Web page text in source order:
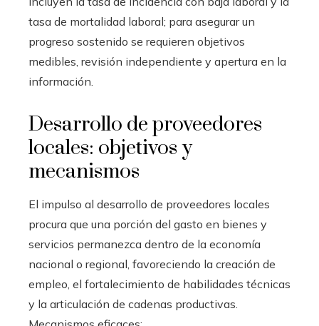
tasa de mortalidad laboral; para asegurar un
progreso sostenido se requieren objetivos
medibles, revisión independiente y apertura en la
información.
Desarrollo de proveedores
locales: objetivos y
mecanismos
El impulso al desarrollo de proveedores locales
procura que una porción del gasto en bienes y
servicios permanezca dentro de la economía
nacional o regional, favoreciendo la creación de
empleo, el fortalecimiento de habilidades técnicas
y la articulación de cadenas productivas.